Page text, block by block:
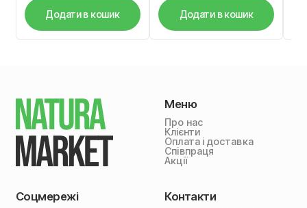
Додати в кошик Додати в кошик
Меню
Про нас
Клієнти
Оплата і доставка
Співпраця
Акції
Соцмережі Контакти